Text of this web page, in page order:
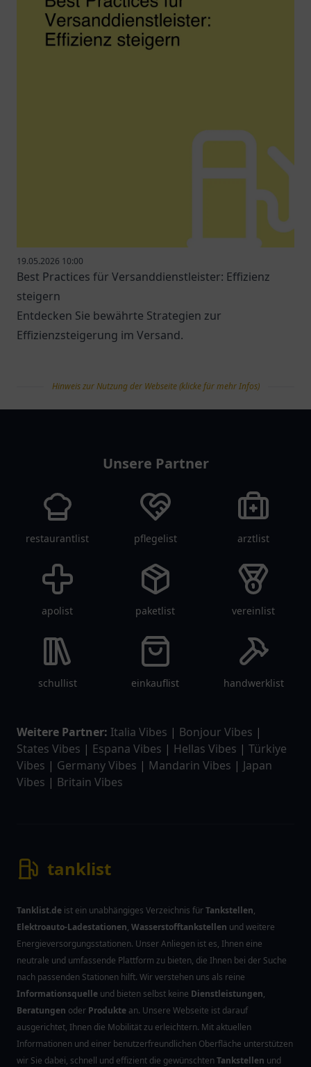
19.05.2026 10:00
Best Practices für Versanddienstleister: Effizienz
steigern
Entdecken Sie bewährte Strategien zur
Effizienzsteigerung im Versand.
Hinweis zur Nutzung der Webseite (klicke für mehr Infos)
Unsere Partner
restaurantlist pflegelist arztlist
apolist paketlist vereinlist
schullist einkauflist handwerklist
Weitere Partner: Italia Vibes | Bonjour Vibes |
States Vibes | Espana Vibes | Hellas Vibes | Türkiye
Vibes | Germany Vibes | Mandarin Vibes | Japan
Vibes | Britain Vibes
tanklist
Tanklist.de ist ein unabhängiges Verzeichnis fürTankstellen,
Elektroauto-Ladestationen, Wasserstofftankstellen und weitere
Energieversorgungsstationen. Unser Anliegen ist es, Ihnen eine
neutrale und umfassende Plattform zu bieten, die Ihnen bei der Suche
nach passenden Stationen hilft. Wir verstehen uns als reine
Informationsquelle und bieten selbst keine Dienstleistungen,
Beratungen oder Produkte an. Unsere Webseite ist darauf
ausgerichtet, Ihnen die Mobilität zu erleichtern. Mit aktuellen
Informationen und einer benutzerfreundlichen Oberfläche unterstützen
wir Sie dabei, schnell und effizient die gewünschtenTankstellen und